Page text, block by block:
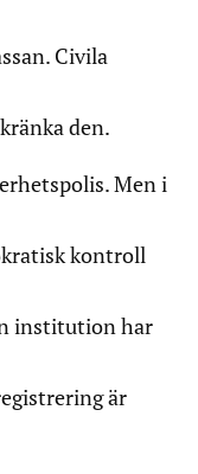
Civila
den.
Men i
kontroll
institution har
är